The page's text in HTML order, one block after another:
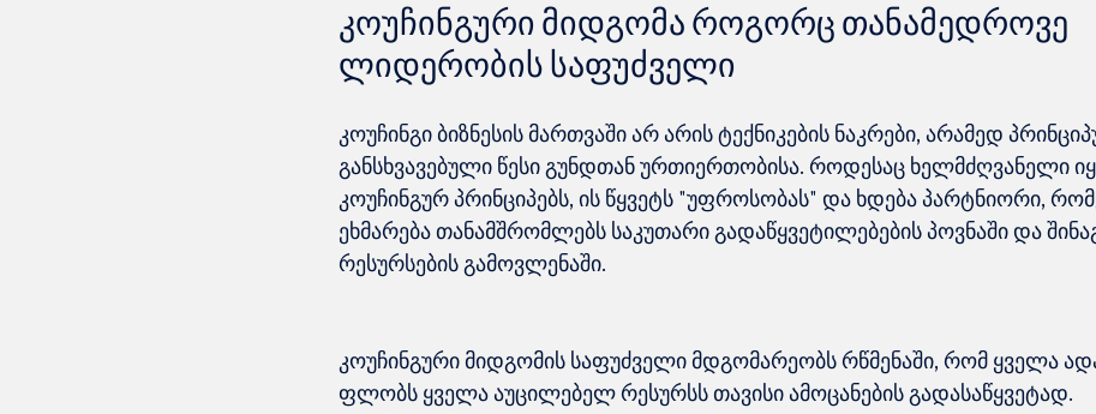
კოუჩინგური მიდგომა როგორც თანამედროვე
ლიდერობის საფუძველი
კოუჩინგი ბიზნესის მართვაში არ არის ტექნიკების ნაკრები, არამედ
განსხვავებული წესი გუნდთან ურთიერთობისა. როდესაც ხელმძღვანელი
კოუჩინგურ პრინციპებს, ის წყვეტს "უფროსობას" და ხდება პარტნიორი,
ეხმარება თანამშრომლებს საკუთარი გადაწყვეტილებების პოვნაში და
კოუჩინგური მიდგომის საფუძველი მდგომარეობს რწმენაში, რომ ყველა
ფლობს ყველა აუცილებელ რესურსს თავისი ამოცანების გადასაწყვეტად.